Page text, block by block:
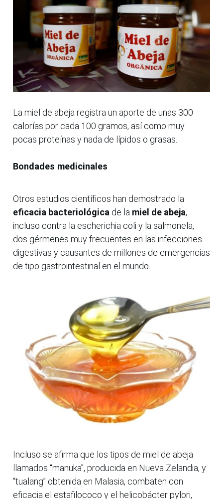
La miel de abeja registra un aporte de unas 300
calorías por cada 100 gramos, así como muy
pocas proteínas y nada de lípidos o grasas.
Bondades medicinales
Otros estudios científicos han demostrado la
eficacia bacteriológica de la miel de abeja,
incluso contra la escherichia coli y la salmonela,
dos gérmenes muy frecuentes en las infecciones
digestivas y causantes de millones de emergencias
de tipo gastrointestinal en el mundo.
Incluso se afirma que los tipos de miel de abeja
llamados “manuka”, producida en Nueva Zelandia, y
“tualang” obtenida en Malasia, combaten con
eficacia el estafilococo y el helicobácter pylori,